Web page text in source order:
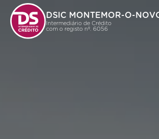
DSIC MONTEMOR-O-
Intermediário de Crédito
com o registo nº. 6056